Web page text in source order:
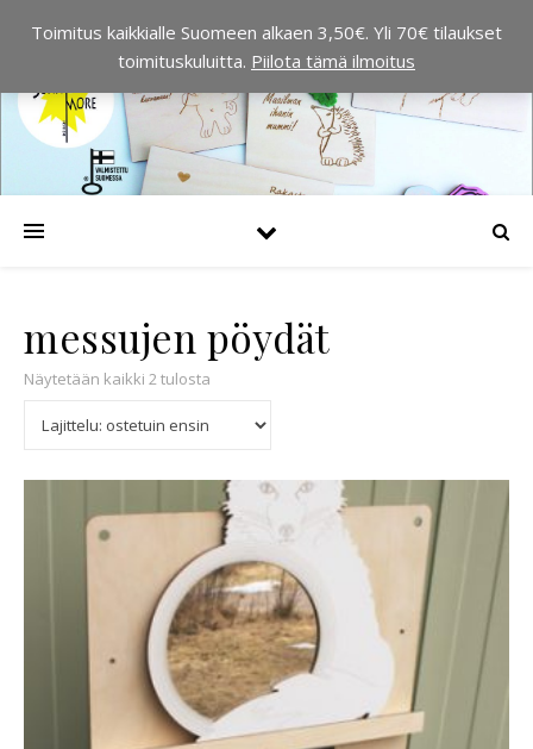
messujen pöydät
Näytetään kaikki 2 tulosta
Toimitus kaikkialle Suomeen alkaen 3,50€. Yli 70€ tilaukset
toimituskuluitta. Piilota tämä ilmoitus